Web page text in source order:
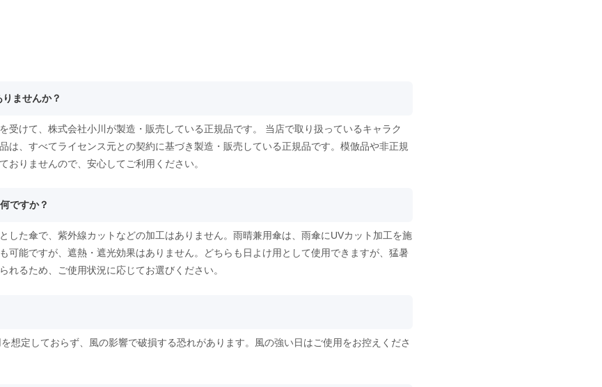
ませんか？
受けて、株式会社小川が製造・販売している正規品です。 当店で取り扱っているキャラク
は、すべてライセンス元との契約に基づき製造・販売している正規品です。模倣品や非正規
おりませんので、安心してご利用ください。
ですか？
した傘で、紫外線カットなどの加工はありません。雨晴兼用傘は、雨傘にUVカット加工を施
可能ですが、遮熱・遮光効果はありません。どちらも日よけ用として使用できますが、猛暑
れるため、ご使用状況に応じてお選びください。
想定しておらず、風の影響で破損する恐れがあります。風の強い日はご使用をお控えくださ